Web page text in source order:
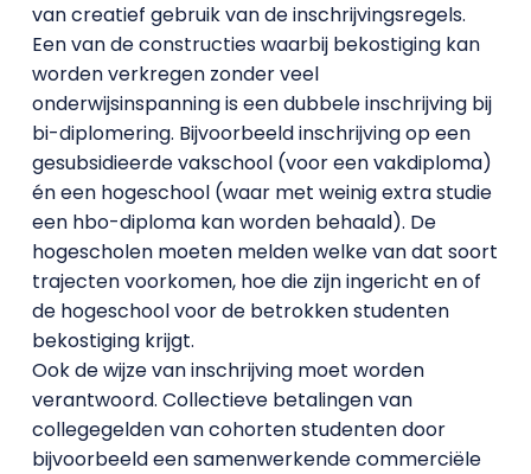
van creatief gebruik van de inschrijvingsregels.
Een van de constructies waarbij bekostiging kan
worden verkregen zonder veel
onderwijsinspanning is een dubbele inschrijving bij
bi-diplomering. Bijvoorbeeld inschrijving op een
gesubsidieerde vakschool (voor een vakdiploma)
én een hogeschool (waar met weinig extra studie
een hbo-diploma kan worden behaald). De
hogescholen moeten melden welke van dat soort
trajecten voorkomen, hoe die zijn ingericht en of
de hogeschool voor de betrokken studenten
bekostiging krijgt.
Ook de wijze van inschrijving moet worden
verantwoord. Collectieve betalingen van
collegegelden van cohorten studenten door
bijvoorbeeld een samenwerkende commerciële